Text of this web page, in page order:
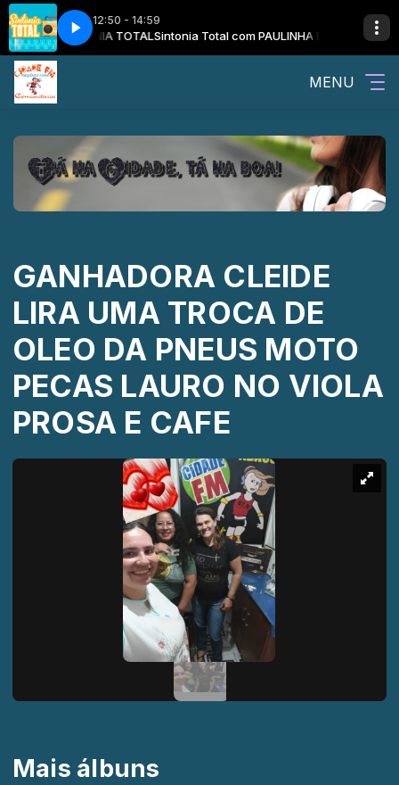
12:50 - 14:59
E O SINTONIA TOTALSintonia Total com PAULINHA ESTEVE E MARCUS
MENU
GANHADORA CLEIDE
LIRA UMA TROCA DE
OLEO DA PNEUS MOTO
PECAS LAURO NO VIOLA
PROSA E CAFE
Mais álbuns